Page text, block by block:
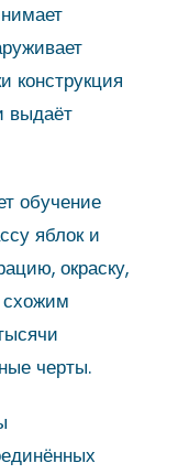
конструкция
выдаёт
обучение
яблок и
окраску,
схожим
черты.